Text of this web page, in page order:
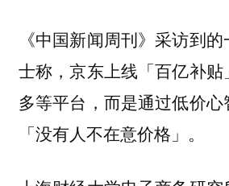
《中国新闻周刊》采访到
士称，京东上线「百亿补
多等平台，而是通过低价心
「没有人不在意价格」。